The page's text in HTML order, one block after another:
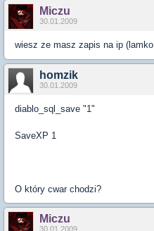
Miczu
30.01.2009
wiesz ze masz zapis na ip (lamko
homzik
30.01.2009
diablo_sql_save "1"
SaveXP 1
O który cwar chodzi?
Miczu
30.01.2009